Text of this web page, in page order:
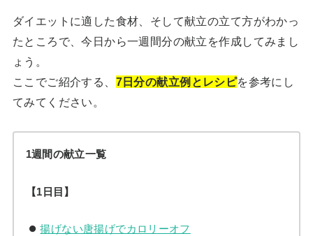
ダイエットに適した食材、そして献立の立て方がわかっ
たところで、今日から一週間分の献立を作成してみまし
ょう。
ここでご紹介する、 7日分の献立例とレシピを参考にし
てみてください。
1週間の献立一覧
【1日目】
揚げない唐揚げでカロリーオフ